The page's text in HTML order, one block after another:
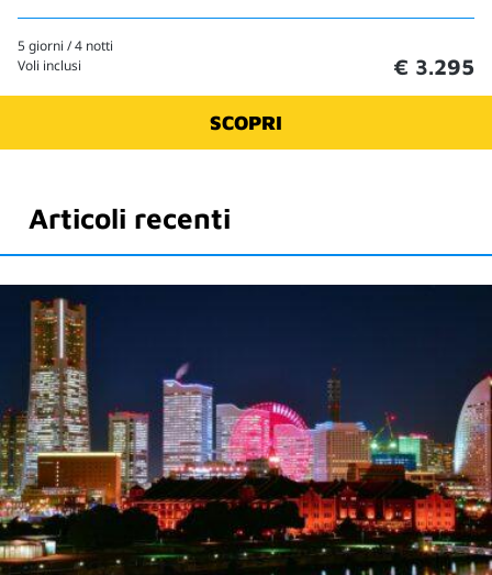
5 giorni / 4 notti
Voli inclusi
€ 3.295
SCOPRI
Articoli recenti